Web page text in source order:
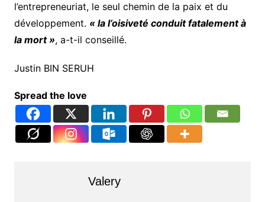
l’entrepreneuriat, le seul chemin de la paix et du
développement. « la l’oisiveté conduit fatalement à
la mort », a-t-il conseillé.
Justin BIN SERUH
Spread the love
Valery